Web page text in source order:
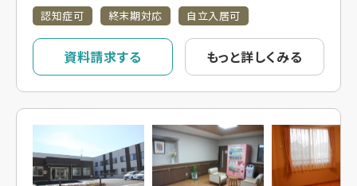
認知症可
終末期対応 自立入居可
資料請求する もっと詳しくみる